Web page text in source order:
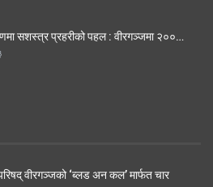
सशस्त्र प्रहरीको पहल : वीरगञ्जमा २००…
वीरगञ्जको ‘ब्लड अन कल’ मार्फत चार